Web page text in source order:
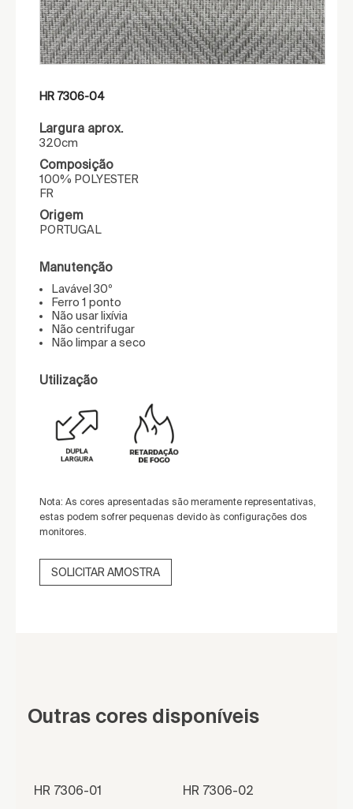
HR 7306-04
Largura aprox.
320cm
Composição
100% POLYESTER
FR
Origem
PORTUGAL
Manutenção
Lavável 30º
Ferro 1 ponto
Não usar lixívia
Não centrifugar
Não limpar a seco
Utilização
Nota: As cores apresentadas são meramente representativas,
estas podem sofrer pequenas devido às configurações dos
monitores.
SOLICITAR AMOSTRA
Outras cores disponíveis
HR 7306-01 HR 7306-02